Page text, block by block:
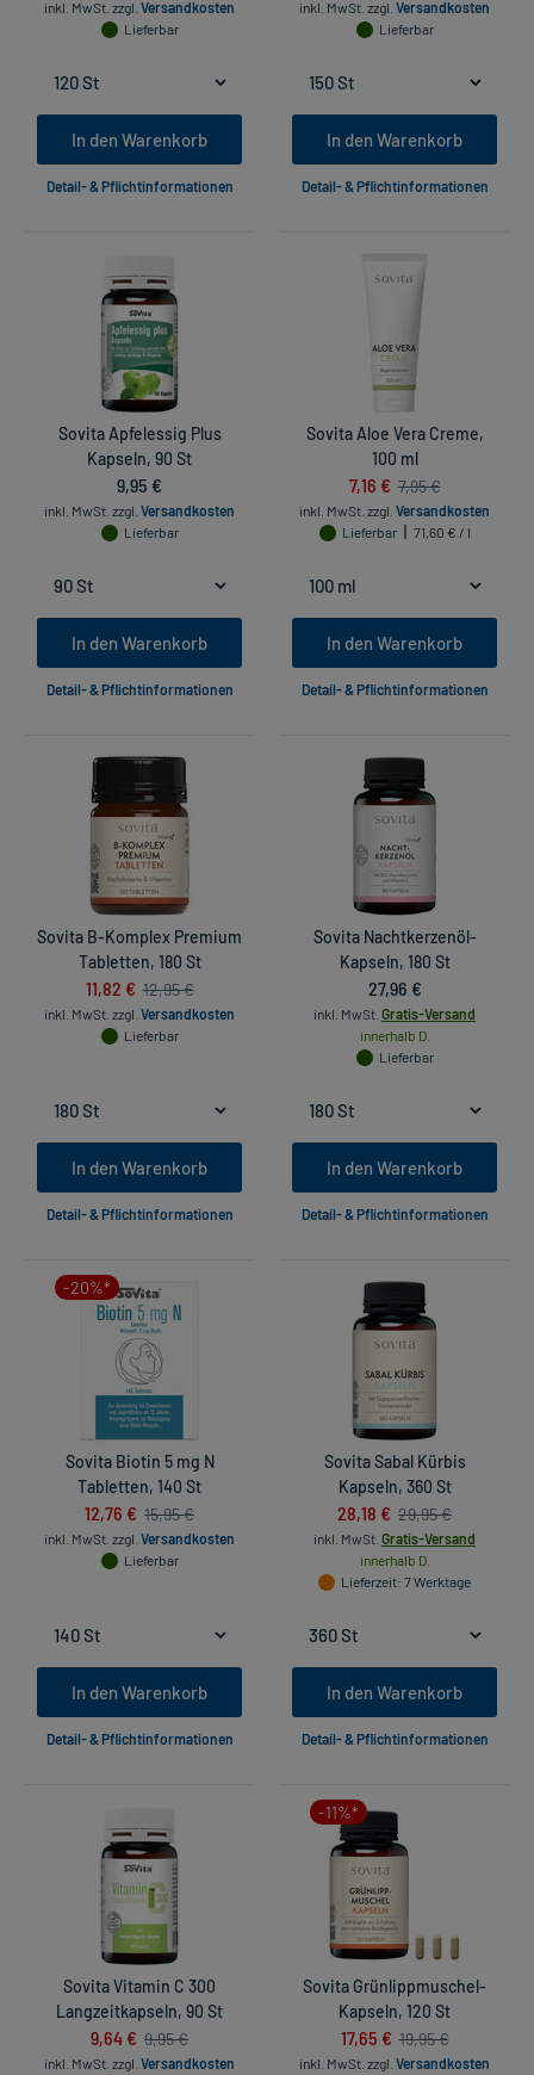
inkl. MwSt. zzgl. Versandkosten
Lieferbar
In den Warenkorb
Detail- & Pflichtinformationen
inkl. MwSt. zzgl. Versandkosten
Lieferbar
In den Warenkorb
Detail- & Pflichtinformationen
Sovita Apfelessig Plus
Kapseln, 90 St
9,95 €
inkl. MwSt. zzgl. Versandkosten
Lieferbar
In den Warenkorb
Detail- & Pflichtinformationen
Sovita Aloe Vera Creme,
100 ml
7,16 € 7,95 €
inkl. MwSt. zzgl. Versandkosten
Lieferbar
71,60 € / l
In den Warenkorb
Detail- & Pflichtinformationen
Sovita B-Komplex Premium
Tabletten, 180 St
11,82 € 12,95 €
inkl. MwSt. zzgl. Versandkosten
Lieferbar
In den Warenkorb
Detail- & Pflichtinformationen
Sovita Nachtkerzenöl-
Kapseln, 180 St
27,96 €
inkl. MwSt. Gratis-Versand
innerhalb D.
Lieferbar
In den Warenkorb
Detail- & Pflichtinformationen
-20%*
Sovita Biotin 5 mg N
Tabletten, 140 St
12,76 € 15,95 €
inkl. MwSt. zzgl. Versandkosten
Lieferbar
In den Warenkorb
Detail- & Pflichtinformationen
Sovita Sabal Kürbis
Kapseln, 360 St
28,18 € 29,95 €
inkl. MwSt. Gratis-Versand
innerhalb D.
Lieferzeit: 7 Werktage
In den Warenkorb
Detail- & Pflichtinformationen
Sovita Vitamin C 300
Langzeitkapseln, 90 St
9,64 € 9,95 €
inkl. MwSt. zzgl. Versandkosten
-11%*
Sovita Grünlippmuschel-
Kapseln, 120 St
17,65 € 19,95 €
inkl. MwSt. zzgl. Versandkosten